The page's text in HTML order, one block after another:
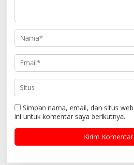
Simpan nama, email, dan situs
ini untuk komentar saya berikutnya.